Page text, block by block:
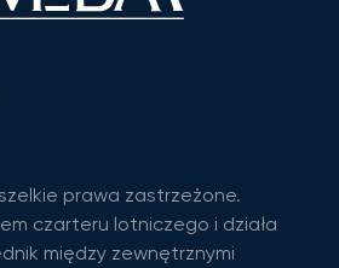
prawa zastrzeżone.
czarteru lotniczego i działa
między zewnętrznymi